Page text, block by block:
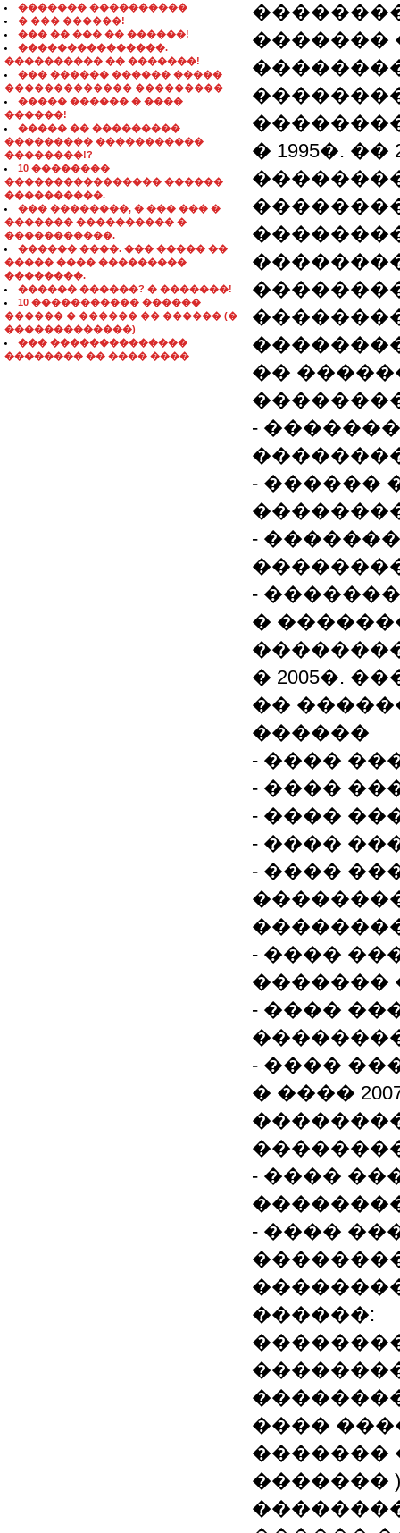
������� ����������
� ��� ������!
��� �� ��� �� ������!
���������������.
���������� �� �������!
��� ������ ������ �����
������������� ���������
����� ������ � ����
������!
����� �� ���������
��������� �����������
��������!?
10 ��������
���������������� ������
����������.
��� ��������, � ��� ��� �
������� ���������� �
�����������.
������ ����. ��� ����� ��
����� ���� ���������
��������.
������ ������? � �������!
10 ����������� ������
������ � ������ �� ������ (�
�������������)
��� ��������������
�������� �� ���� ����
�������
� 1995�.
��
-
- ������
-
-
�
� 2005�.
��
������
- ����
- ����
- ����
- ����
- ����
- ����
�������
- ����
- ����
� ����
- ����
- ����
������:
����
�������
������� )